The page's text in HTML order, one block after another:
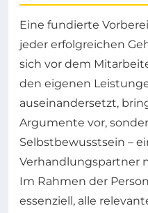
Eine fundierte
jeder erfolgreichen
sich vor dem
den eigenen
auseinandersetzt,
Argumente vor,
Selbstbewusstsein –
Verhandlungspartner
Im Rahmen der
essenziell, alle